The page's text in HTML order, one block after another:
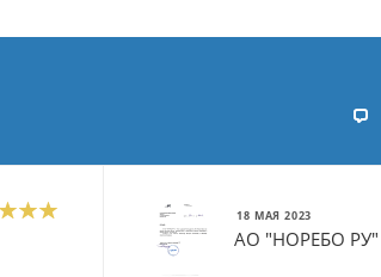
18 МАЯ 2023
АО "НОРЕБО РУ"